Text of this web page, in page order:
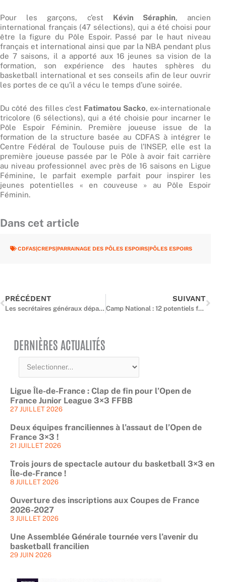
Pour les garçons, c’est Kévin Séraphin, ancien
international français (47 sélections), qui a été choisi pour
être la figure du Pôle Espoir. Passé par le haut niveau
français et international ainsi que par la NBA pendant plus
de 7 saisons, il a apporté aux 16 jeunes sa vision de la
formation, son expérience des hautes sphères du
basketball international et ses conseils afin de leur ouvrir
les portes de ce qu’il a vécu le temps d’une soirée.
Du côté des filles c’est Fatimatou Sacko, ex-internationale
tricolore (6 sélections), qui a été choisie pour incarner le
Pôle Espoir Féminin. Première joueuse issue de la
formation de la structure basée au CDFAS à intégrer le
Centre Fédéral de Toulouse puis de l’INSEP, elle est la
première joueuse passée par le Pôle à avoir fait carrière
au niveau professionnel avec près de 16 saisons en Ligue
Féminine, le parfait exemple parfait pour inspirer les
jeunes potentielles « en couveuse » au Pôle Espoir
Féminin.
Dans cet article
CDFAS|CREPS|PARRAINAGE DES PÔLES ESPOIRS|PÔLES ESPOIRS
PRÉCÉDENT
Les secrétaires généraux départementaux réunis à Paris
SUIVANT
Camp National : 12 potentiels franciliens sélectionnés pour Bourges
DERNIÈRES ACTUALITÉS
Ligue Île-de-France : Clap de fin pour l’Open de
France Junior League 3×3 FFBB
27 JUILLET 2026
Deux équipes franciliennes à l’assaut de l’Open de
France 3×3 !
21 JUILLET 2026
Trois jours de spectacle autour du basketball 3×3 en
Île-de-France !
8 JUILLET 2026
Ouverture des inscriptions aux Coupes de France
2026-2027
3 JUILLET 2026
Une Assemblée Générale tournée vers l’avenir du
basketball francilien
29 JUIN 2026